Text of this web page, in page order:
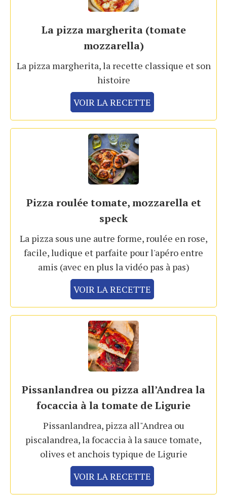
La pizza margherita (tomate
mozzarella)
La pizza margherita, la recette classique et son
histoire
VOIR LA RECETTE
Pizza roulée tomate, mozzarella et
speck
La pizza sous une autre forme, roulée en rose,
facile, ludique et parfaite pour l'apéro entre
amis (avec en plus la vidéo pas à pas)
VOIR LA RECETTE
Pissanlandrea ou pizza all’Andrea la
focaccia à la tomate de Ligurie
Pissanlandrea, pizza all"Andrea ou
piscalandrea, la focaccia à la sauce tomate,
olives et anchois typique de Ligurie
VOIR LA RECETTE